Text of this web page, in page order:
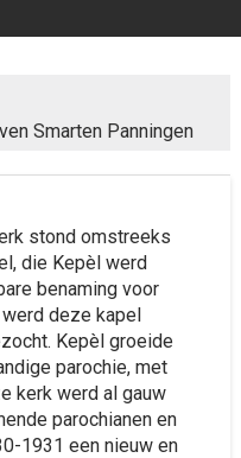
Smarten Panningen
stond omstreeks
die Kepèl werd
benaming voor
deze kapel
Kepèl groeide
parochie, met
kerk werd al gauw
parochianen en
1931 een nieuw en